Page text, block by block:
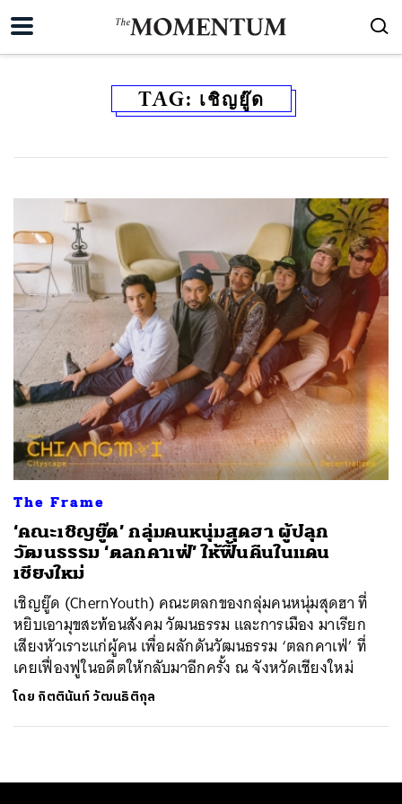
TAG: เชิญยู๊ด
The Frame
‘คณะเชิญยู๊ด’ กลุ่มคนหนุ่มสุดฮา ผู้ปลุก
วัฒนธรรม ‘ตลกคาเฟ่’ ให้ฟื้นคืนในแดน
เชียงใหม่
เชิญยู๊ด (ChernYouth) คณะตลกของกลุ่มคนหนุ่มสุดฮา ที่
หยิบเอามุขสะท้อนสังคม วัฒนธรรม และการเมือง มาเรียก
เสียงหัวเราะแก่ผู้คน เพื่อผลักดันวัฒนธรรม ‘ตลกคาเฟ่’ ที่
เคยเฟื่องฟูในอดีตให้กลับมาอีกครั้ง ณ จังหวัดเชียงใหม่
โดย กิตตินันท์ วัฒนธิติกุล
ค้นหา
SHARE TWEET LINE EMAIL